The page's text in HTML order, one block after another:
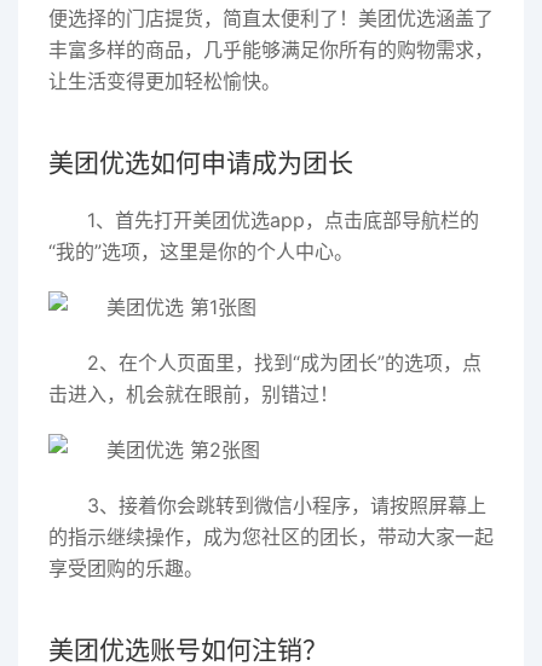
便选择的门店提货，简直太便利了！美团优选涵盖了
丰富多样的商品，几乎能够满足你所有的购物需求，
让生活变得更加轻松愉快。
美团优选如何申请成为团长
1、首先打开美团优选app，点击底部导航栏的
“我的”选项，这里是你的个人中心。
2、在个人页面里，找到“成为团长”的选项，点
击进入，机会就在眼前，别错过！
3、接着你会跳转到微信小程序，请按照屏幕上
的指示继续操作，成为您社区的团长，带动大家一起
享受团购的乐趣。
美团优选账号如何注销？